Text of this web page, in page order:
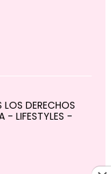
DERECHOS
- LIFESTYLES -